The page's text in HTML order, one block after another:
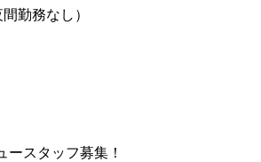
勤務なし）
スタッフ募集！